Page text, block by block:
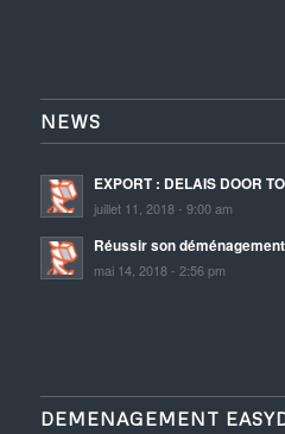
NEWS
EXPORT : DELAIS DOOR
juillet 11, 2018 - 9:00 am
Réussir son déménagement
mai 14, 2018 - 2:56 pm
DEMENAGEMENT